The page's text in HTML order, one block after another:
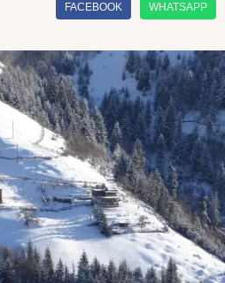
FACEBOOK WHATSAPP